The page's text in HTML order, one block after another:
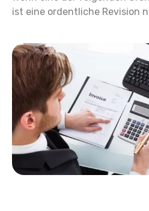
ist eine ordentliche Revision